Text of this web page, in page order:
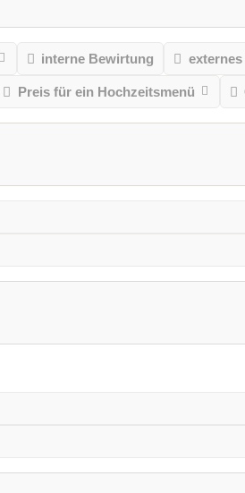
interne Bewirtung
Preis für ein Hochzeitsmenü